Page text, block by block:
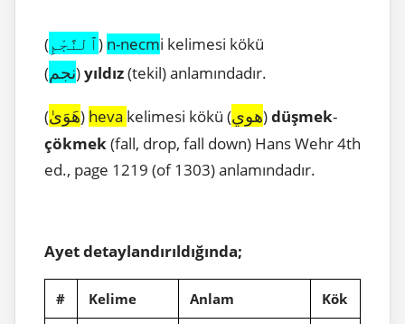
(ٱلنَّجْمِ) n-necmi kelimesi kökü
(نجم)yıldız(tekil) anlamındadır.
(هَوَىٰ) heva kelimesi kökü (هوي)düşmek-
çökmek(fall, drop, fall down) Hans Wehr 4th
ed., page 1219 (of 1303) anlamındadır.
Ayet detaylandırıldığında;
# Kelime Anlam Kök